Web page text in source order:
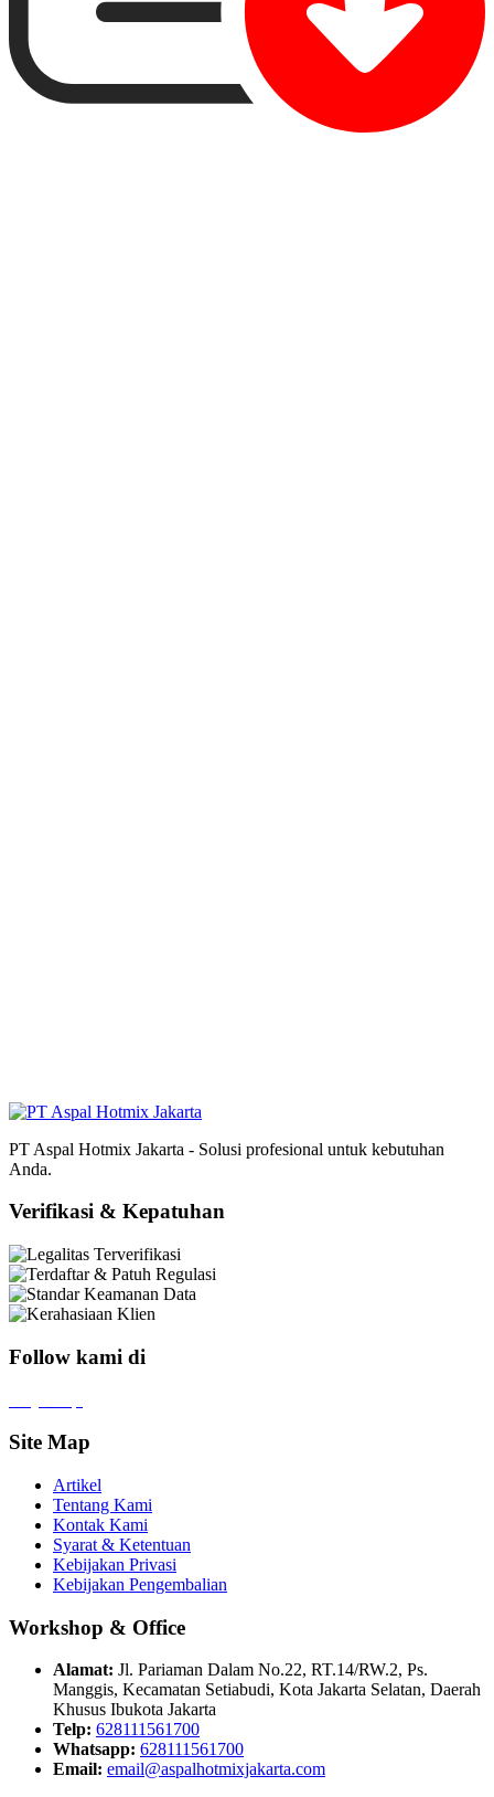
PT Aspal Hotmix Jakarta - Solusi profesional untuk kebutuhan
Anda.
Verifikasi & Kepatuhan
Follow kami di
Site Map
Artikel
Tentang Kami
Kontak Kami
Syarat & Ketentuan
Kebijakan Privasi
Kebijakan Pengembalian
Workshop & Office
Alamat: Jl. Pariaman Dalam No.22, RT.14/RW.2, Ps.
Manggis, Kecamatan Setiabudi, Kota Jakarta Selatan, Daerah
Khusus Ibukota Jakarta
Telp: 628111561700
Whatsapp: 628111561700
Email: email@aspalhotmixjakarta.com